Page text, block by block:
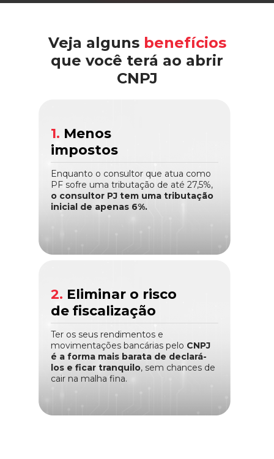
Veja alguns benefícios
que você terá ao abrir
CNPJ
1. Menos
impostos
Enquanto o consultor que atua como
PF sofre uma tributação de até 27,5%,
o consultor PJ tem uma tributação
inicial de apenas 6%.
2. Eliminar o risco
de fiscalização
Ter os seus rendimentos e
movimentações bancárias pelo CNPJ
é a forma mais barata de declará-
los e ficar tranquilo, sem chances de
cair na malha fina.